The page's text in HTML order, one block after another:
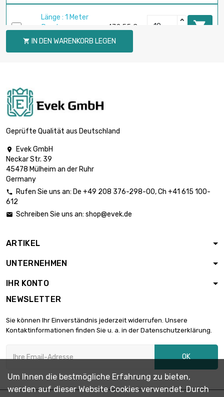
Länge : 1 Meter
Durchmesser :
40mm
472,55 € 
Länge : 1 Meter
50mm
Länge : 1 Meter
Durchmesser :
Durchmesser :
1.063,27 €
 IN DEN WARENKORB LEGEN
Geprüfte Qualität aus Deutschland

Evek GmbH
Neckar Str. 39
45478 Mülheim an der Ruhr
Germany
 Rufen Sie uns an: De +49 208 376-298-00, Ch +41 615 100-
612
 Schreiben Sie uns an: shop@evek.de
ARTIKEL
UNTERNEHMEN
IHR KONTO
NEWSLETTER
Sie können Ihr Einverständnis jederzeit widerrufen. Unsere
Kontaktinformationen finden Sie u. a. in der Datenschutzerklärung.
OK
Um Ihnen die bestmögliche Erfahrung zu bieten,
werden auf dieser Website Cookies verwendet. Durch